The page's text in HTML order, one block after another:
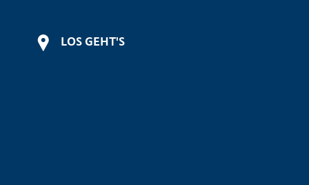
LOS GEHT'S